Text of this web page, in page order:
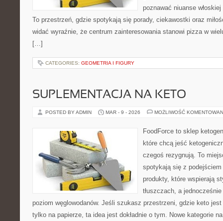
poznawać niuanse
To przestrzeń, gdzie spotykają się porady, ciekawostki oraz
widać wyraźnie, że centrum zainteresowania stanowi pizza w
[…]
CATEGORIES: GEOMETRIA I FIGURY
SUPLEMENTACJA NA KETO
POSTED BY ADMIN MAR - 9 - 2026 MOŻLIWOŚĆ
FoodForce to sklep
które chcą jeść
czegoś rezygnują. To
spotykają się z
produkty, które wspierają
tłuszczach, a
poziom węglowodanów. Jeśli szukasz przestrzeni, gdzie keto
tylko na papierze, ta idea jest dokładnie o tym. Nowe kategorie